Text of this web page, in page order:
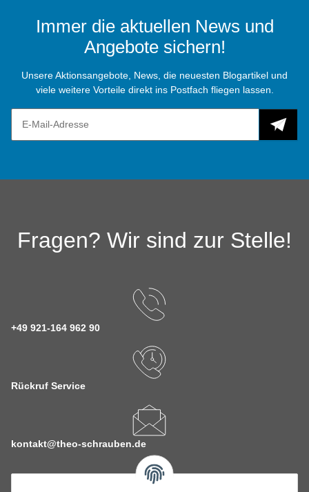
Immer die aktuellen News und
Angebote sichern!
Unsere Aktionsangebote, News, die neuesten Blogartikel und
viele weitere Vorteile direkt ins Postfach fliegen lassen.
Fragen? Wir sind zur Stelle!
+49 921-164 962 90
Rückruf Service
kontakt@theo-schrauben.de